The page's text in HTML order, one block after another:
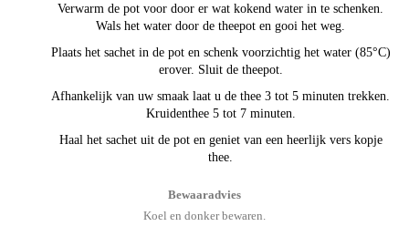
Verwarm de pot voor door er wat kokend water in te schenken.
Wals het water door de theepot en gooi het weg.
Plaats het sachet in de pot en schenk voorzichtig het water (85°C)
erover. Sluit de theepot.
Afhankelijk van uw smaak laat u de thee 3 tot 5 minuten trekken.
Kruidenthee 5 tot 7 minuten.
Haal het sachet uit de pot en geniet van een heerlijk vers kopje
thee.
Bewaaradvies
Koel en donker bewaren.